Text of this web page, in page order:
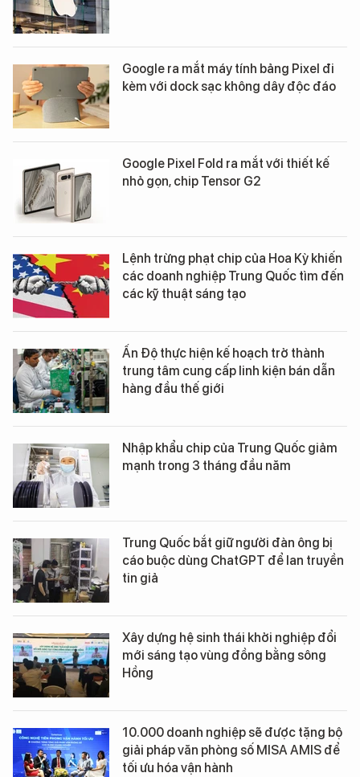
Google ra mắt máy tính bảng Pixel đi
kèm với dock sạc không dây độc đáo
Google Pixel Fold ra mắt với thiết kế
nhỏ gọn, chip Tensor G2
Lệnh trừng phạt chip của Hoa Kỳ khiến
các doanh nghiệp Trung Quốc tìm đến
các kỹ thuật sáng tạo
Ấn Độ thực hiện kế hoạch trở thành
trung tâm cung cấp linh kiện bán dẫn
hàng đầu thế giới
Nhập khẩu chip của Trung Quốc giảm
mạnh trong 3 tháng đầu năm
Trung Quốc bắt giữ người đàn ông bị
cáo buộc dùng ChatGPT để lan truyền
tin giả
Xây dựng hệ sinh thái khởi nghiệp đổi
mới sáng tạo vùng đồng bằng sông
Hồng
10.000 doanh nghiệp sẽ được tặng bộ
giải pháp văn phòng số MISA AMIS để
tối ưu hóa vận hành